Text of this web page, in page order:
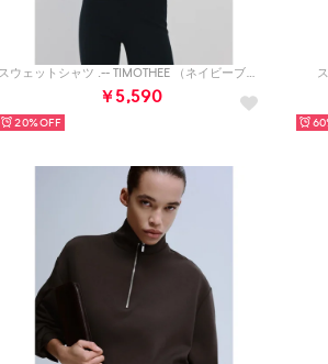
スウェットシャツ .-- TIMOTHEE （ネイビーブルー）
￥5,590
20%